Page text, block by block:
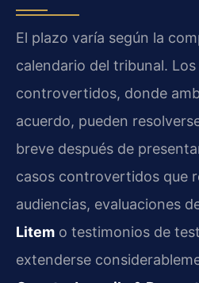
El plazo varía según la
calendario del tribunal.
controvertidos, donde
acuerdo, pueden
breve después de
casos controvertidos que
audiencias, evaluaciones
Litem o testimonios de
extenderse